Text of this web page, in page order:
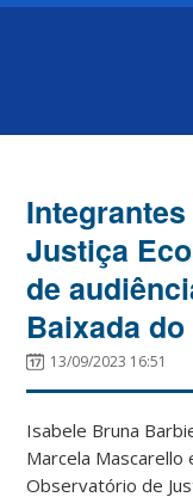
Justiça
de
Baixada
13/09/2023 16:51
Isabele Bruna
Marcela
Observatório de